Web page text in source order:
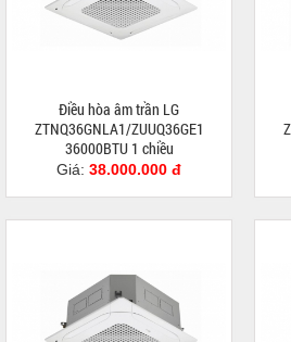
Điều hòa âm trần LG
ZTNQ36GNLA1/ZUUQ36GE1
36000BTU 1 chiều
Giá: 38.000.000 đ